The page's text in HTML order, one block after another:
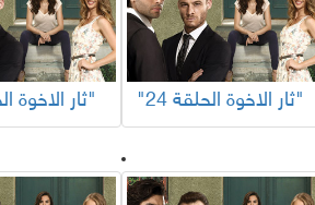
"ثار الاخوة الحلقة 24" "ثار الاخوة الحلقة 23"